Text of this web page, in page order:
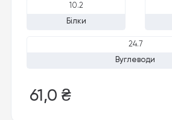
10.2
Білки
24.7
Вуглеводи
61,0 ₴